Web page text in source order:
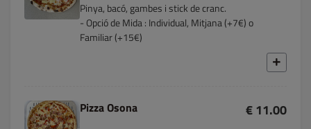
Pinya, bacó, gambes i stick de cranc.
- Opció de Mida : Individual, Mitjana (+7€) o
Familiar (+15€)
Pizza Osona € 11.00